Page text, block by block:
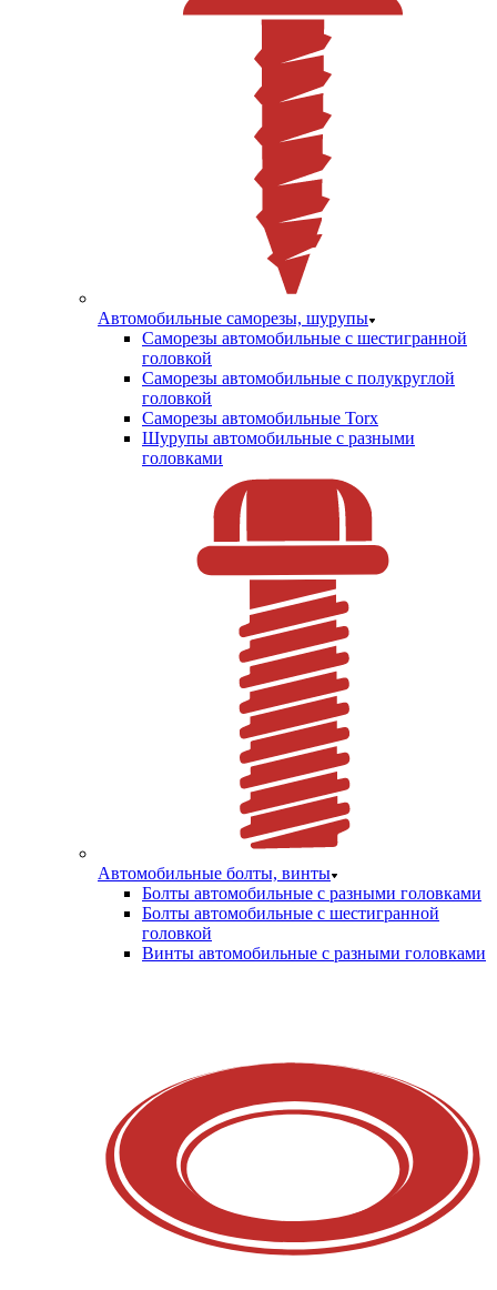
Автомобильные саморезы, шурупы
Саморезы автомобильные с шестигранной
головкой
Саморезы автомобильные с полукруглой
головкой
Саморезы автомобильные Torx
Шурупы автомобильные с разными
головками
Автомобильные болты, винты
Болты автомобильные с разными головками
Болты автомобильные с шестигранной
головкой
Винты автомобильные с разными головками